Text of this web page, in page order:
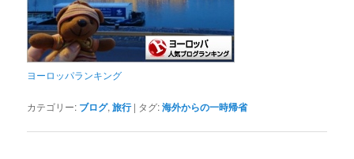
ヨーロッパランキング
カテゴリー: ブログ,旅行 | タグ:海外からの一時帰省